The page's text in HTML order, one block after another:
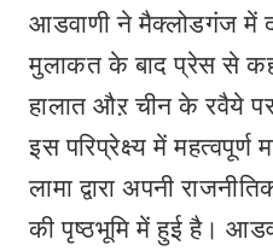
आडवाणी ने मैक्लोडगंज में
मुलाकत के बाद प्रेस से
हालात औऱ चीन के रवैये
इस परिप्रेक्ष्य में महत्वपूर्ण
लामा द्वारा अपनी
की पृष्ठभूमि में हुई है।